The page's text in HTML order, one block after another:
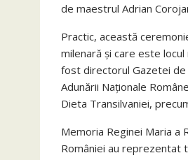
de maestrul Adrian
Practic, această
milenară și care este
fost directorul Gazetei de
Adunării Naționale
Dieta Transilvaniei,
Memoria Reginei Maria a
României au reprezentat